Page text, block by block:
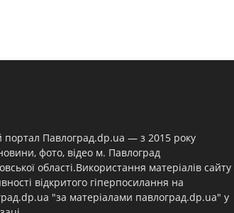
портал Павлоград.dp.ua — з 2015 року
фото, відео м. Павлоград
області.Використання матеріалів сайту
відкритого гіперпосилання на
"за матеріалами павлоград.dp.ua" у